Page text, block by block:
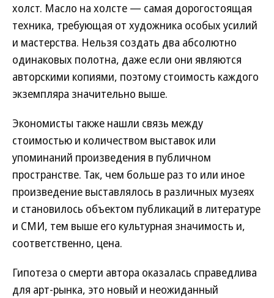
холст. Масло на холсте — самая дорогостоящая
техника, требующая от художника особых усилий
и мастерства. Нельзя создать два абсолютно
одинаковых полотна, даже если они являются
авторскими копиями, поэтому стоимость каждого
экземпляра значительно выше.
Экономисты также нашли связь между
стоимостью и количеством выставок или
упоминаний произведения в публичном
пространстве. Так, чем больше раз то или иное
произведение выставлялось в различных музеях
и становилось объектом публикаций в литературе
и СМИ, тем выше его культурная значимость и,
соответственно, цена.
Гипотеза о смерти автора оказалась справедлива
для арт-рынка, это новый и неожиданный